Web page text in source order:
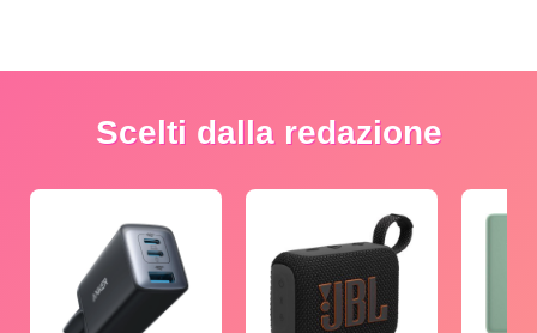
Scelti dalla redazione